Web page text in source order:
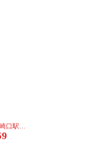
崎東岡]
崎東岡]
]口駅経由 三崎東岡]
崎東岡]